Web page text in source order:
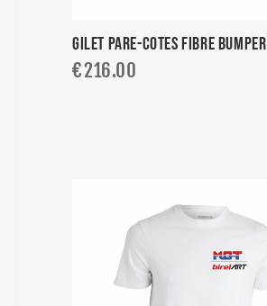
GILET PARE-COTES FIBRE BUMPER
€216.00